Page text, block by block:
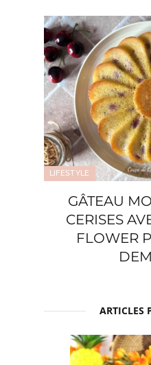
LIFESTYLE
GÂTEAU
CERISES
FLOWER
ARTICLES